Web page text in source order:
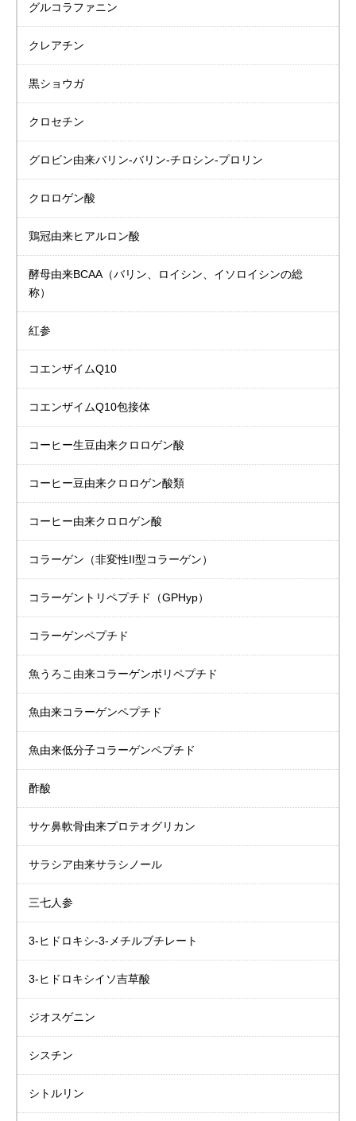
グルコラファニン
クレアチン
黒ショウガ
クロセチン
グロビン由来バリン-バリン-チロシン-プロリン
クロロゲン酸
鶏冠由来ヒアルロン酸
酵母由来BCAA（バリン、ロイシン、イソロイシンの総
称）
紅参
コエンザイムQ10
コエンザイムQ10包接体
コーヒー生豆由来クロロゲン酸
コーヒー豆由来クロロゲン酸類
コーヒー由来クロロゲン酸
コラーゲン （非変性II型コラーゲン）
コラーゲントリペプチド （GPHyp）
コラーゲンペプチド
魚うろこ由来コラーゲンポリペプチド
魚由来コラーゲンペプチド
魚由来低分子コラーゲンペプチド
酢酸
サケ鼻軟骨由来プロテオグリカン
サラシア由来サラシノール
三七人参
3-ヒドロキシ-3-メチルブチレート
3-ヒドロキシイソ吉草酸
ジオスゲニン
シスチン
シトルリン